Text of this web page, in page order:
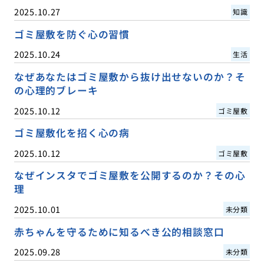
2025.10.27 知識
ゴミ屋敷を防ぐ心の習慣
2025.10.24 生活
なぜあなたはゴミ屋敷から抜け出せないのか？そ
の心理的ブレーキ
2025.10.12 ゴミ屋敷
ゴミ屋敷化を招く心の病
2025.10.12 ゴミ屋敷
なぜインスタでゴミ屋敷を公開するのか？その心
理
2025.10.01 未分類
赤ちゃんを守るために知るべき公的相談窓口
2025.09.28 未分類